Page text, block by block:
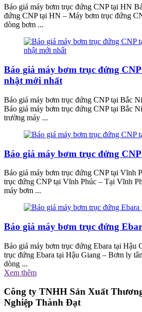
Báo giá máy bơm trục đứng CNP tại HN
đứng CNP tại HN – Máy bơm trục đứng
dòng bơm ...
Báo giá máy bơm trục đứng
nhật mới nhất
Báo giá máy bơm trục đứng CNP tại Bắc
Báo giá máy bơm trục đứng CNP tại Bắc
trường máy ...
Báo giá máy bơm trục đứng
Báo giá máy bơm trục đứng CNP tại Vĩnh
trục đứng CNP tại Vĩnh Phúc – Tại Vĩnh
máy bơm ...
Báo giá máy bơm trục đứng
Báo giá máy bơm trục đứng Ebara tại Hậu
trục đứng Ebara tại Hậu Giang – Bơm ly
dòng ...
Xem thêm
Công ty TNHH Sản Xuất
Nghiệp Thành Đạt